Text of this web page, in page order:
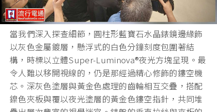
當我們深入探查細節，圓柱形藍寶石水晶錶鏡邊緣飾
以灰色金屬鍍層，懸浮式的白色分鐘刻度包圍著結
構，時標以立體Super-Luminova®夜光方塊呈現。最
令人難以移開視線的，仍是那經過精心修飾的鏤空機
芯。深灰色塗層與黃金色處理的齒輪相互交疊，搭配
鎳色夾板與覆以夜光塗層的黃金色鏤空指針，共同堆